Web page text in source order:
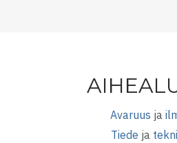
Avaruus ja
Tiede ja